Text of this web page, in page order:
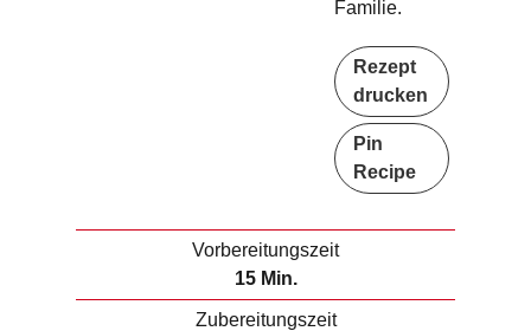
Familie.
Rezept
drucken
Pin
Recipe
Vorbereitungszeit
15M
i
Min.
Zubereitungszeit